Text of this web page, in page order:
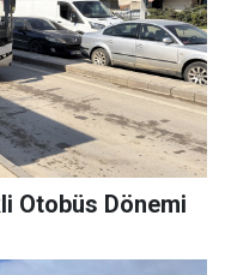
Otobüs Dönemi